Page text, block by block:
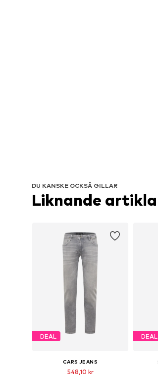
DU KANSKE OCKSÅ GILLAR
Liknande
DEAL
CARS JEANS
548,10 kr
DEAL